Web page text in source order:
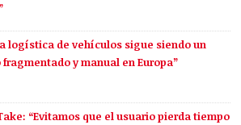
logística de vehículos sigue siendo un
fragmentado y manual en Europa”
“Evitamos que el usuario pierda tiempo